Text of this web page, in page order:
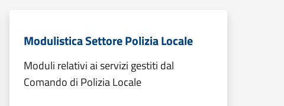
Modulistica Settore Polizia Locale
Moduli relativi ai servizi gestiti dal
Comando di Polizia Locale